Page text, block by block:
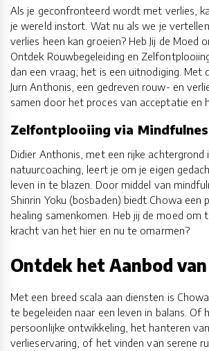
Als je geconfronteerd wordt met verlies,
je wereld instort. Wat nu als we je
verlies heen kan groeien? Heb Jij de Moed
Ontdek Rouwbegeleiding en
dan een vraag; het is een uitnodiging. Met
Jurn Anthonis, een gedreven rouw- en
samen door het proces van acceptatie en
Zelfontplooiing via
Didier Anthonis, met een rijke achtergrond
natuurcoaching, leert je om je eigen
leven in te blazen. Door middel van
Shinrin Yoku (bosbaden) biedt Chowa een
healing samenkomen. Heb jij de moed om
kracht van het hier en nu te omarmen?
Ontdek het Aanbod van
Met een breed scala aan diensten is
te begeleiden naar een leven in balans. Of
persoonlijke ontwikkeling, het hanteren
verlieservaring, of het vinden van serene